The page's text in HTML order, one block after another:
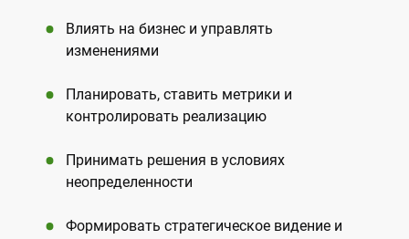
Влиять на бизнес и управлять
изменениями
Планировать, ставить метрики и
контролировать реализацию
Принимать решения в условиях
неопределенности
Формировать стратегическое видение и